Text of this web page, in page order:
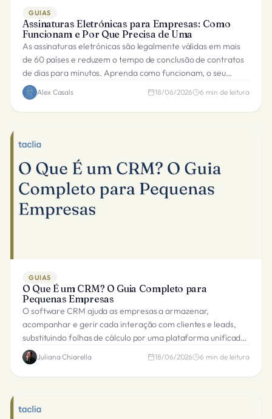
GUIAS
Assinaturas Eletrónicas para Empresas: Como
Funcionam e Por Que Precisa de Uma
As assinaturas eletrónicas são legalmente válidas em mais
de 60 países e reduzem o tempo de conclusão de contratos
de dias para minutos. Aprenda como funcionam, o seu
estatuto legal e como implementá-las.
Alex Casals 18/06/2026 6 min de leitura
GUIAS
O Que É um CRM? O Guia Completo para
Pequenas Empresas
O software CRM ajuda as empresas a armazenar,
acompanhar e gerir cada interação com clientes e leads,
substituindo folhas de cálculo por uma plataforma unificada
para toda a sua equipa.
Juliana Chiarella 18/06/2026 6 min de leitura